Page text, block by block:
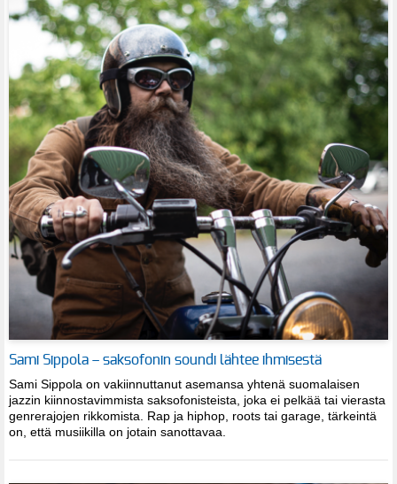
Sami Sippola – saksofonin soundi lähtee ihmisestä
Sami Sippola on vakiinnuttanut asemansa yhtenä suomalaisen
jazzin kiinnostavimmista saksofonisteista, joka ei pelkää tai vierasta
genrerajojen rikkomista. Rap ja hiphop, roots tai garage, tärkeintä
on, että musiikilla on jotain sanottavaa.